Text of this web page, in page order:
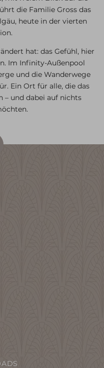
unterschiedlichen
ausgestrahlt
die Familie Gross das
heute in der vierten
hat: das Gefühl, hier
Im Infinity-Außenpool
und die Wanderwege
Ein Ort für alle, die das
– und dabei auf nichts